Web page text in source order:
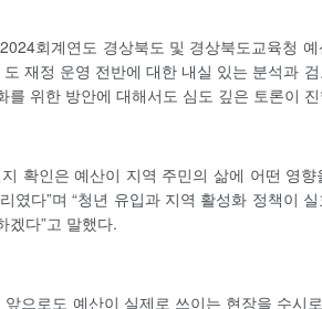
회계연도 경상북도 및 경상북도교육청
재정 운영 전반에 대한 내실 있는 분석과
를 위한 방안에 대해서도 심도 깊은 토론이
확인은 예산이 지역 주민의 삶에 어떤 영
였다”며 “청년 유입과 지역 활성화 정책이
겠다”고 말했다.
으로도 예산이 실제로 쓰이는 현장을 수시